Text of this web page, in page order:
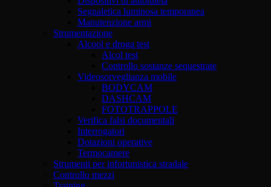
Segnaletica luminosa temporanea
Manutenzione armi
Strumentazione
Alcool e droga test
Alcol test
Controllo sostanze sequestrate
Videosorveglianza mobile
BODYCAM
DASHCAM
FOTOTRAPPOLE
Verifica falsi documentali
Interrogatori
Dotazioni operative
Termocamere
Strumenti per infortunistica stradale
Controllo mezzi